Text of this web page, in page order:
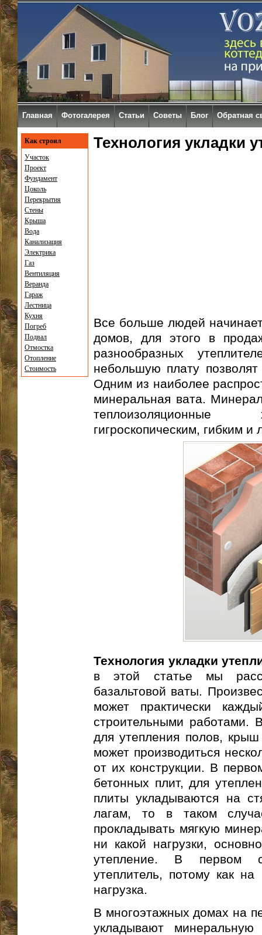
Технология укладки
Все больше людей
домов, для этого в
разнообразных
небольшую плату
Одним из наиболее
минеральная вата.
теплоизоляционные
гигроскопическим, гибким и
Технология укладки
в этой статье мы
базальтовой ваты.
может практически
строительными работами.
для утепления полов,
может производиться
от их конструкции. В
бетонных плит, для
плиты укладываются на
лагам, то в таком
прокладывать мягкую
ни какой нагрузки,
утепление. В первом
утеплитель, потому как на
нагрузка.
В многоэтажных домах на
укладывают
Как строил
Участок
Проект
Фундамент
Цоколь
Перекрытия
Стены
Крыша
Вода
Канализация
Электрика
Газ
Вентиляция
Веранда
Гараж
Лестница
Кухня
Погреб
Подвал
Отмостка
Отопление
Стоимость
Главная Фотогалерея Статьи Советы Блог Обратная